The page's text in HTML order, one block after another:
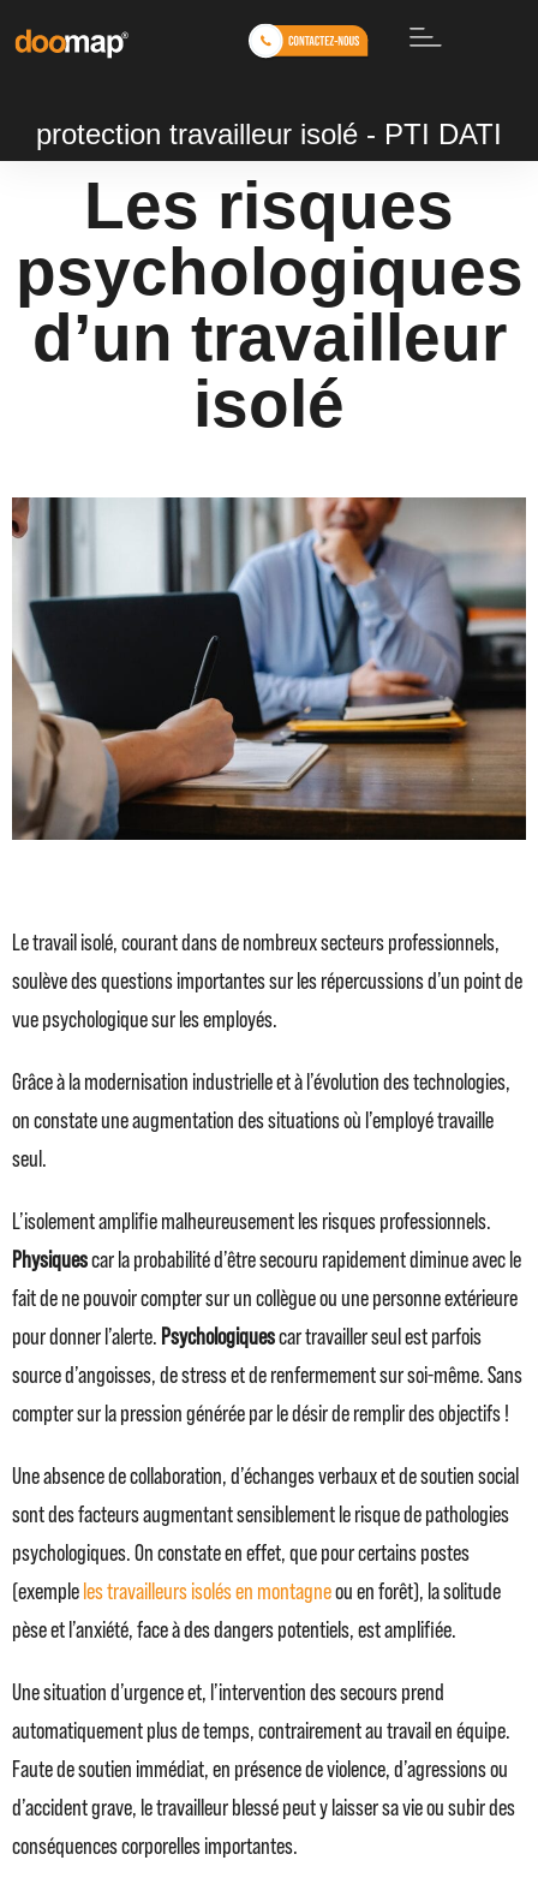
protection travailleur isolé - PTI DATI
Les risques
psychologiques
d’un travailleur
isolé
Le travail isolé, courant dans de nombreux secteurs professionnels,
soulève des questions importantes sur les répercussions d’un point de
vue psychologique sur les employés.
Grâce à la modernisation industrielle et à l’évolution des technologies,
on constate une augmentation des situations où l’employé travaille
seul.
L’isolement amplifie malheureusement les risques professionnels.
Physiquescar la probabilité d’être secouru rapidement diminue avec le
fait de ne pouvoir compter sur un collègue ou une personne extérieure
pour donner l’alerte. Psychologiquescar travailler seul est parfois
source d’angoisses, de stress et de renfermement sur soi-même. Sans
compter sur la pression générée par le désir de remplir des objectifs !
Une absence de collaboration, d’échanges verbaux et de soutien social
sont des facteurs augmentant sensiblement le risque de pathologies
psychologiques. On constate en effet, que pour certains postes
(exemple les travailleurs isolés en montagneou en forêt), la solitude
pèse et l’anxiété, face à des dangers potentiels, est amplifiée.
Une situation d’urgence et, l’intervention des secours prend
automatiquement plus de temps, contrairement au travail en équipe.
Faute de soutien immédiat, en présence de violence, d’agressions ou
d’accident grave, le travailleur blessé peut y laisser sa vie ou subir des
conséquences corporelles importantes.